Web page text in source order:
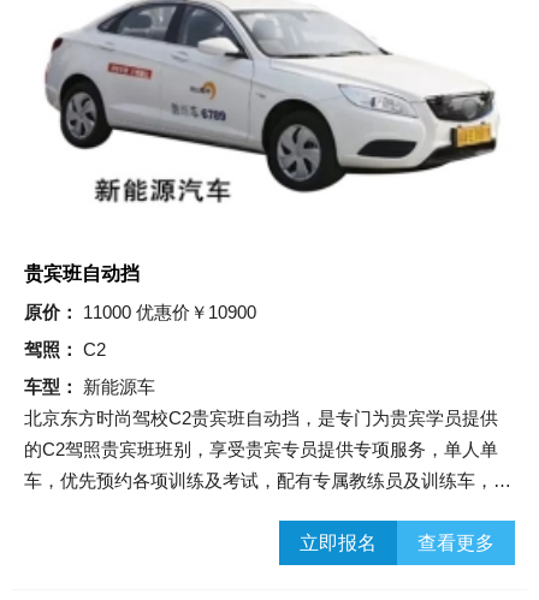
贵宾班自动挡
原价：
11000 优惠价￥10900
驾照： C2
车型：
新能源车
北京东方时尚驾校C2贵宾班自动挡，是专门为贵宾学员提供
的C2驾照贵宾班班别，享受贵宾专员提供专项服务，单人单
车，优先预约各项训练及考试，配有专属教练员及训练车，提
查看更多
立即报名